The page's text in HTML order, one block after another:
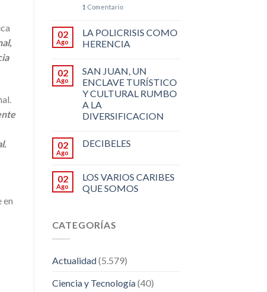
en
1 Comentario
02
Ago
LA POLICRISIS COMO
HERENCIA
02
Ago
SAN JUAN, UN
ENCLAVE TURÍSTICO
Y CULTURAL RUMBO
A LA
DIVERSIFICACION
02
Ago
DECIBELES
02
Ago
LOS VARIOS CARIBES
QUE SOMOS
CATEGORÍAS
Actualidad(5.579)
Ciencia y Tecnología(40)